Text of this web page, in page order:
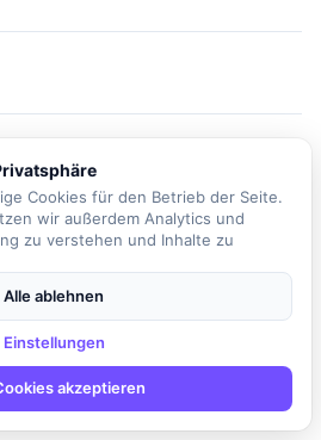
Unternehmen, das sich auf die
von Ultraschalltechnologie zur
Oberflächen
des Unternehmens sind weltweit
Offshore-Plattformen und maritimen
des Embedded-
Embedded Software Engineer
für das Ultraschallsystem-Hauptboard
entwickelt, implementiert und
Cookies für den Betrieb der Seite.
wir außerdem Analytics und
zu verstehen und Inhalte zu
Alle ablehnen
Einstellungen
akzeptieren